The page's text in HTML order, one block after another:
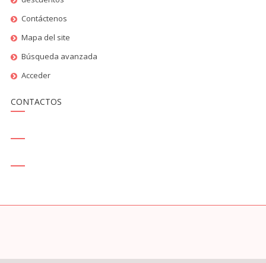
Contáctenos
Mapa del site
Búsqueda avanzada
Acceder
CONTACTOS